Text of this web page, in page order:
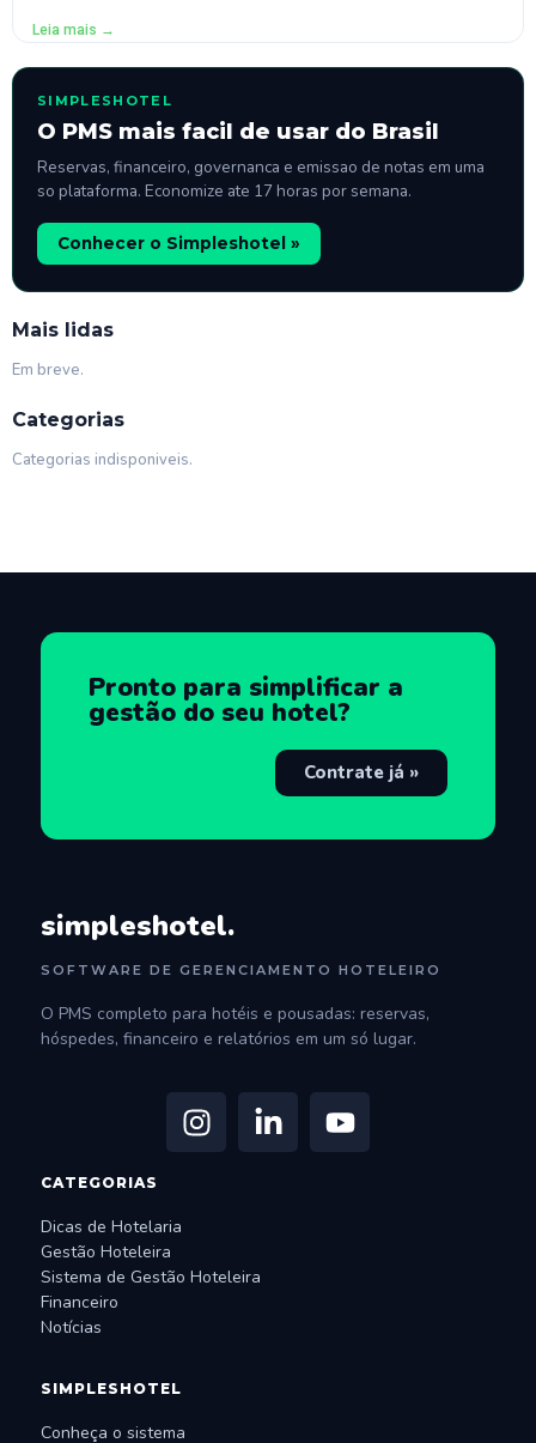
Leia mais →
SIMPLESHOTEL
O PMS mais facil de usar do Brasil
Reservas, financeiro, governanca e emissao de notas em uma
so plataforma. Economize ate 17 horas por semana.
Conhecer o Simpleshotel »
Mais lidas
Em breve.
Categorias
Categorias indisponiveis.
Pronto para simplificar a
gestão do seu hotel?
Contrate já »
simpleshotel.
SOFTWARE DE GERENCIAMENTO HOTELEIRO
O PMS completo para hotéis e pousadas: reservas,
hóspedes, financeiro e relatórios em um só lugar.
CATEGORIAS
Dicas de Hotelaria
Gestão Hoteleira
Sistema de Gestão Hoteleira
Financeiro
Notícias
SIMPLESHOTEL
Conheça o sistema